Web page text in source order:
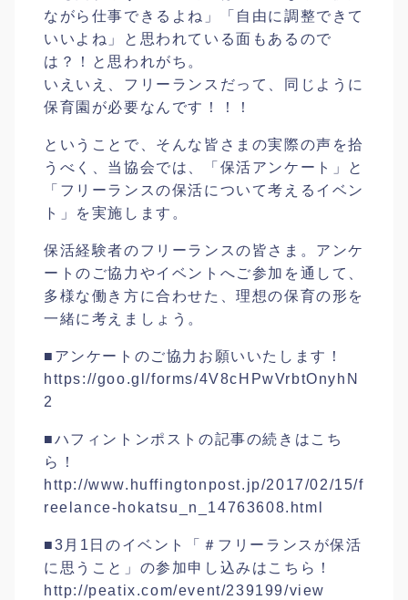
ながら仕事できるよね」「自由に調整できて
いいよね」と思われている面もあるので
は？！と思われがち。
いえいえ、フリーランスだって、同じように
保育園が必要なんです！！！
ということで、そんな皆さまの実際の声を拾
うべく、当協会では、「保活アンケート」と
「フリーランスの保活について考えるイベン
ト」を実施します。
保活経験者のフリーランスの皆さま。アンケ
ートのご協力やイベントへご参加を通して、
多様な働き方に合わせた、理想の保育の形を
一緒に考えましょう。
■アンケートのご協力お願いいたします！
https://goo.gl/forms/4V8cHPwVrbtOnyhN
2
■ハフィントンポストの記事の続きはこち
ら！
http://www.huffingtonpost.jp/2017/02/15/f
reelance-hokatsu_n_14763608.html
■3月1日のイベント「＃フリーランスが保活
に思うこと」の参加申し込みはこちら！
http://peatix.com/event/239199/view